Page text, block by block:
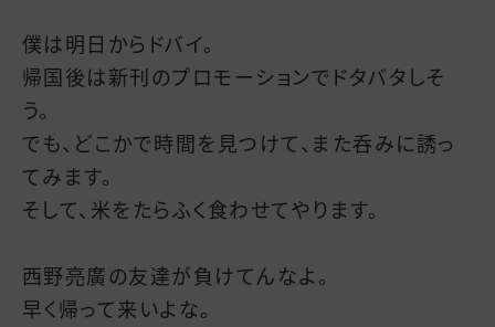
僕は明日からドバイ。
帰国後は新刊のプロモーションでドタバタしそ
う。
でも、どこかで時間を見つけて、また呑みに誘っ
てみます。
そして、米をたらふく食わせてやります。
西野亮廣の友達が負けてんなよ。
早く帰って来いよな。